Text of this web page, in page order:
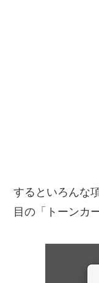
するといろんな
目の「トーンカ